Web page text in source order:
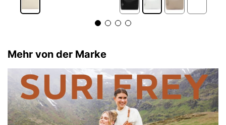
Mehr von der Marke